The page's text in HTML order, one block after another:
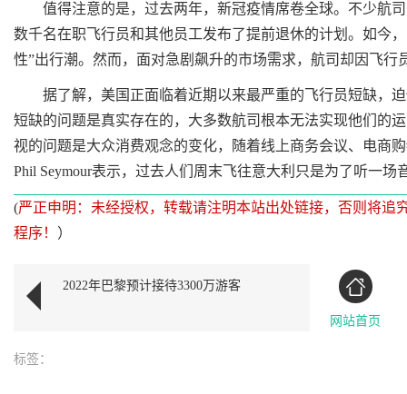
值得注意的是，过去两年，新冠疫情席卷全球。不少航司
数千名在职飞行员和其他员工发布了提前退休的计划。如今
性”出行潮。然而，面对急剧飙升的市场需求，航司却因飞行
据了解，美国正面临着近期以来最严重的飞行员短缺，迫
短缺的问题是真实存在的，大多数航司根本无法实现他们的
视的问题是大众消费观念的变化，随着线上商务会议、电商
Phil Seymour表示，过去人们周末飞往意大利只是为了听一
(严正申明：未经授权，转载请注明本站出处链接，否则将
程序！ ）
2022年巴黎预计接待3300万游客
网站首页
标签：